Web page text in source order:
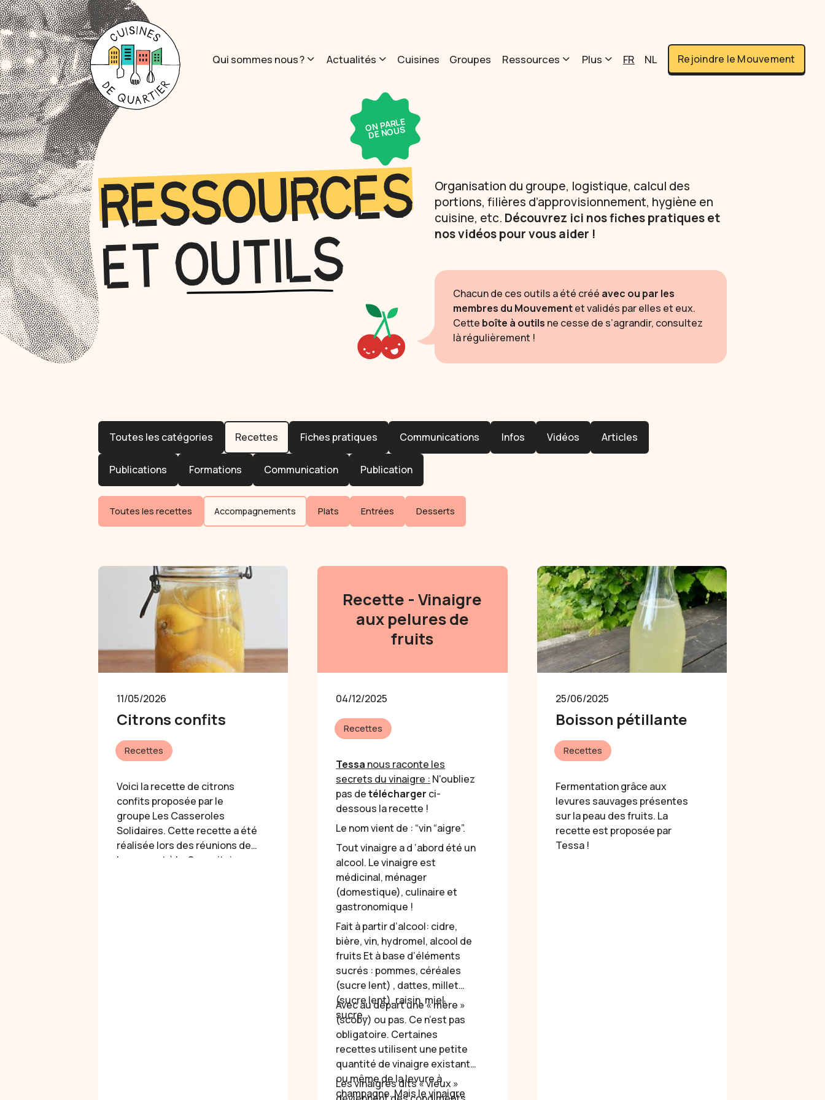
Qui sommes nous ? Actualités Cuisines Groupes Ressources Plus FR NL Rejoindre le Mouvement
ON PARLE
DE NOUS
RESSOURCES
ETOUTILS
Organisation du groupe, logistique, calcul des
portions, filières d’approvisionnement, hygiène en
cuisine, etc. Découvrez ici nos fiches pratiques et
nos vidéos pour vous aider !
Chacun de ces outils a été créé avec ou par les
membres du Mouvementet validés par elles et eux.
Cette boîte à outils ne cesse de s’agrandir, consultez
là régulièrement !
Toutes les catégories Recettes Fiches pratiques Communications Infos Vidéos Articles
Publications Formations Communication Publication
Toutes les recettes Accompagnements Plats Entrées Desserts
11/05/2026
Citrons confits
Recettes
Voici la recette de citrons
confits proposée par le
groupe Les Casseroles
Solidaires. Cette recette a été
réalisée lors des réunions de
lancement à La Samaritaine en
Recette - Vinaigre
aux pelures de
fruits
04/12/2025
Recettes
Tessa nous raconte les
secrets du vinaigre : N'oubliez
pas detélécharger ci-
dessous la recette !
Le nom vient de : “vin “aigre”.
Tout vinaigre a d ‘abord été un
alcool. Le vinaigre est
médicinal, ménager
(domestique), culinaire et
gastronomique !
Fait à partir d’alcool: cidre,
bière, vin, hydromel, alcool de
fruits Et à base d’éléments
sucrés : pommes, céréales
(sucre lent) , dattes, millet
(sucre lent), raisin, miel,
sucre….
Avec au départ une « mère »
(scoby) ou pas. Ce n’est pas
obligatoire. Certaines
recettes utilisent une petite
quantité de vinaigre existant,
ou même de la levure à
champagne. Mais le vinaigre
Les vinaigres dits « vieux »
25/06/2025
Boisson pétillante
Recettes
Fermentation grâce aux
levures sauvages présentes
sur la peau des fruits. La
recette est proposée par
Tessa !